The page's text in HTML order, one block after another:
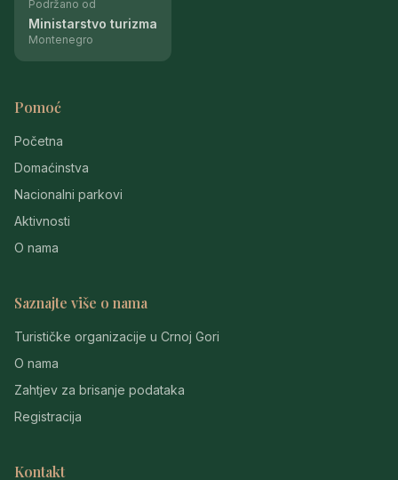
Podržano od
Ministarstvo turizma
Montenegro
Pomoć
Početna
Domaćinstva
Nacionalni parkovi
Aktivnosti
O nama
Saznajte više o nama
Turističke organizacije u Crnoj Gori
O nama
Zahtjev za brisanje podataka
Registracija
Kontakt